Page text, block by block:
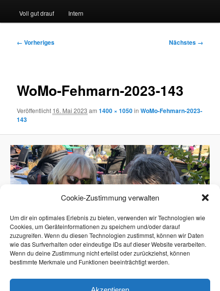
Cookie-Zustimmung verwalten
Um dir ein optimales Erlebnis zu bieten, verwenden wir Technologien wie
Cookies, um Geräteinformationen zu speichern und/oder darauf
zuzugreifen. Wenn du diesen Technologien zustimmst, können wir Daten
wie das Surfverhalten oder eindeutige IDs auf dieser Website verarbeiten.
Wenn du deine Zustimmung nicht erteilst oder zurückziehst, können
bestimmte Merkmale und Funktionen beeinträchtigt werden.
Voll gut drauf Intern
Bilder-
← Vorheriges Nächstes →
WoMo-Fehmarn-2023-143
Veröffentlicht 16. Mai 2023 am1400 × 1050inWoMo-Fehmarn-2023-
143